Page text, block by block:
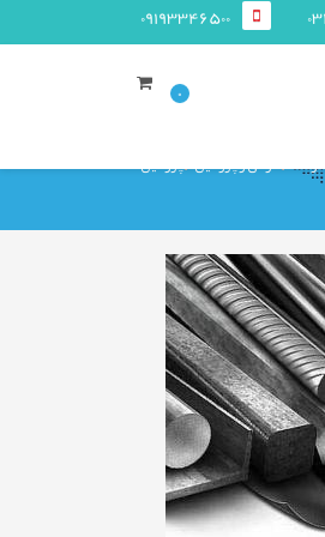
09193346500
0
قوطی و پروفيل پروفیل